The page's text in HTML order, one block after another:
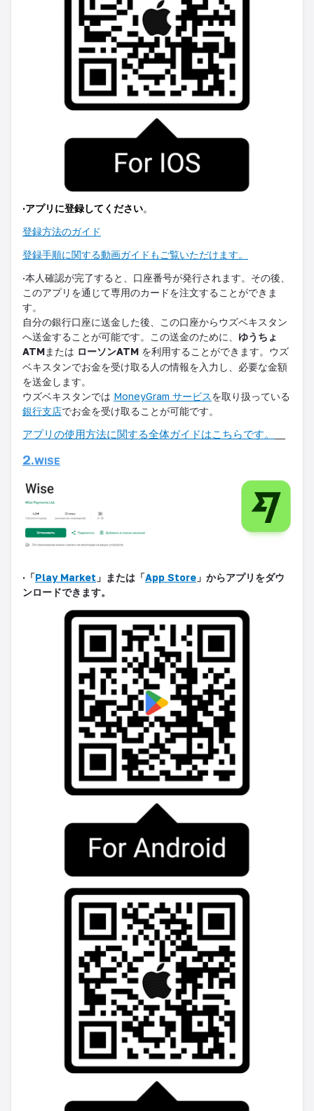
·アプリに登録してください。
登録方法のガイ ド
登録手順に関する動画ガイドもご覧いただけます。
·本人確認が完了すると、口座番号が発行されます。その後、
このアプリを通じて専用のカードを注文することができま
す。
自分の銀行口座に送金した後、この口座からウズベキスタン
へ送金することが可能です。 この送金のために、 ゆうちょ
ATMまたは ローソンATM を利用することができます。ウズ
ベキスタンでお金を受け取る人の情報を入力し、必要な金額
を送金します。
ウズベキスタンでは MoneyGram サービスを取り扱っている
銀行支店でお金を受け取ることが可能です。
アプリの使用方法に関する全体ガイドはこちらです。
2.WISE
· 「Play Market 」または「App Store 」からアプリをダウ
ンロードできます。